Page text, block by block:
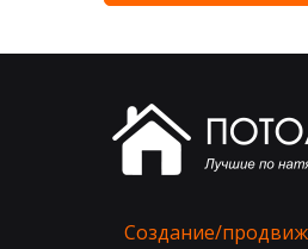
Создание/